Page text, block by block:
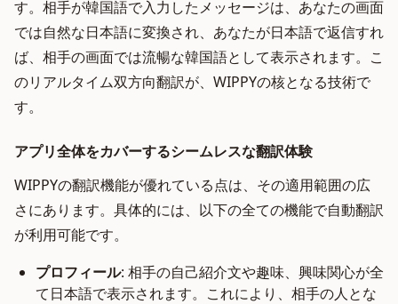
す。相手が韓国語で入力したメッセージは、あなたの画面
では自然な日本語に変換され、あなたが日本語で返信すれ
ば、相手の画面では流暢な韓国語として表示されます。こ
のリアルタイム双方向翻訳が、WIPPYの核となる技術で
す。
アプリ全体をカバーするシームレスな翻訳体験
WIPPYの翻訳機能が優れている点は、その適用範囲の広
さにあります。具体的には、以下の全ての機能で自動翻訳
が利用可能です。
プロフィール: 相手の自己紹介文や趣味、興味関心が全
て日本語で表示されます。これにより、相手の人とな